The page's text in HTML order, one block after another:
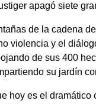
apagó siete
de la cadena
violencia y el
de sus 400
su jardín
hoy es el